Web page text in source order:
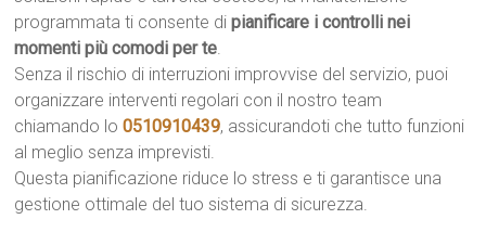
programmata ti consente dipianificare i controlli nei
momenti più comodi per te.
Senza il rischio di interruzioni improvvise del servizio, puoi
organizzare interventi regolari con il nostro team
chiamando lo0510910439, assicurandoti che tutto funzioni
al meglio senza imprevisti.
Questa pianificazione riduce lo stress e ti garantisce una
gestione ottimale del tuo sistema di sicurezza.